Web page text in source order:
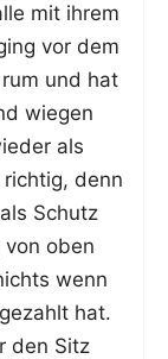
mit ihrem
vor dem
und hat
wie­gen
als
denn
Schutz
von oben
wenn
hat.
den Sitz